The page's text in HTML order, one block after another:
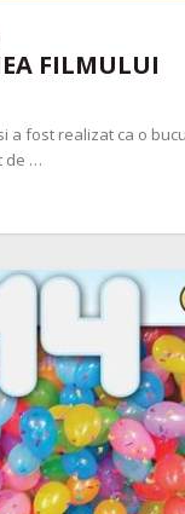
FILMULUI
a fost realizat ca o
de …